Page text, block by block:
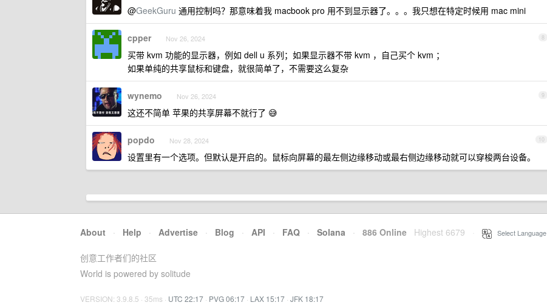
@GeekGuru 通用控制吗？那意味着我 macbook pro 用不到显示器了。。。我只想在特定时候用 mac mini
8
cpper Nov 26, 2024
买带 kvm 功能的显示器，例如 dell u 系列；如果显示器不带 kvm ，自己买个 kvm ；
如果单纯的共享鼠标和键盘，就很简单了，不需要这么复杂
9
wynemo Nov 26, 2024
这还不简单 苹果的共享屏幕不就行了 😅
10
popdo Nov 28, 2024
设置里有一个选项。但默认是开启的。鼠标向屏幕的最左侧边缘移动或最右侧边缘移动就可以穿梭两台设备。
About · Help · Advertise · Blog · API · FAQ · Solana · 886 Online Highest 6679 Select Language
创意工作者们的社区
World is powered by solitude
VERSION: 3.9.8.5 · 35ms · UTC 22:17 · PVG 06:17 · LAX 15:17 · JFK 18:17